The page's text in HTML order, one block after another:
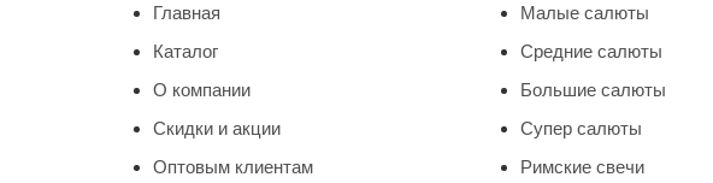
Главная
Каталог
О компании
Скидки и акции
Оптовым клиентам
Малые салюты
Средние салюты
Большие салюты
Супер салюты
Римские свечи